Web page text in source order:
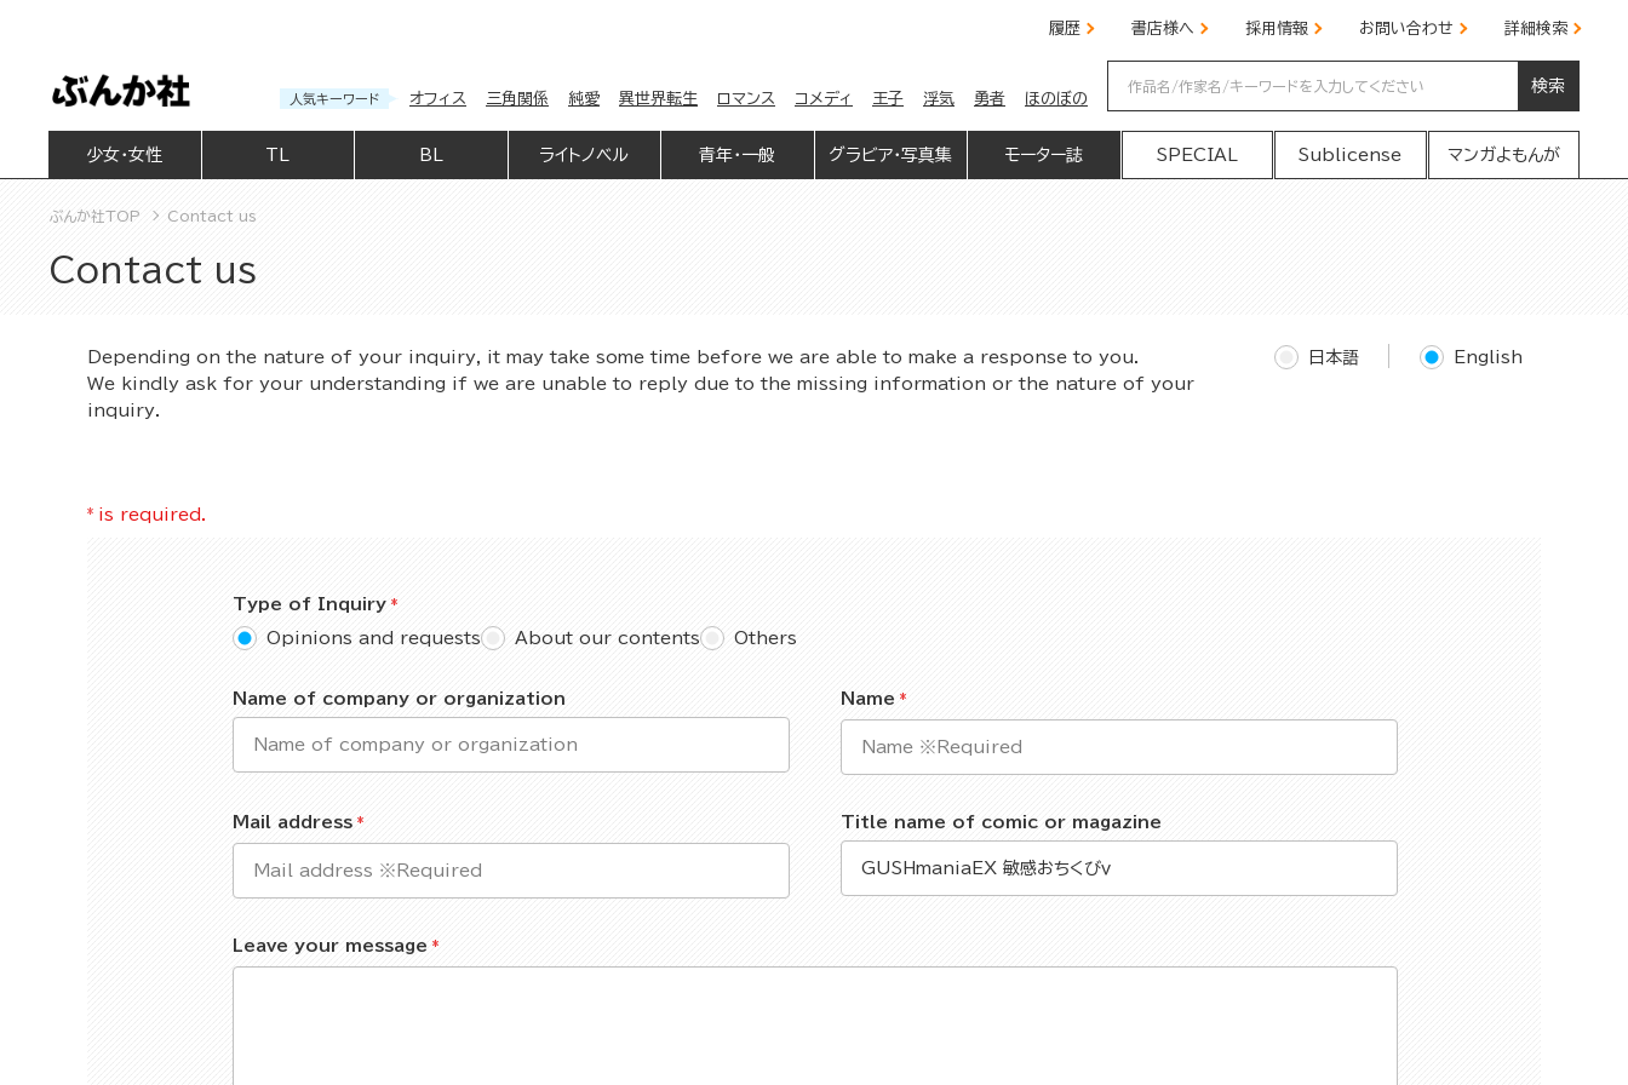
履歴 書店様へ 採用情報 お問い合わせ 詳細検索
人気キーワード オフィス 三角関係 純愛 異世界転生 ロマンス コメディ 王子 浮気 勇者 ほのぼの
検索
少女・女性 BL ライトノベル 青年・一般 グラビア・写真集 モーター誌 SPECIAL Sublicense マンガよもんが
ぶんか社TOP Contact us
Contact us
Depending on the nature of your inquiry, it may take some time before we are able to make a response to you.
We kindly ask for your understanding if we are unable to reply due to the missing information or the nature of your
inquiry.
日本語 English
* is required.
Type of Inquiry
Opinions and requests
About our contents Others
Name of company or organization Name
Mail address Title name of comic or magazine
Leave your message